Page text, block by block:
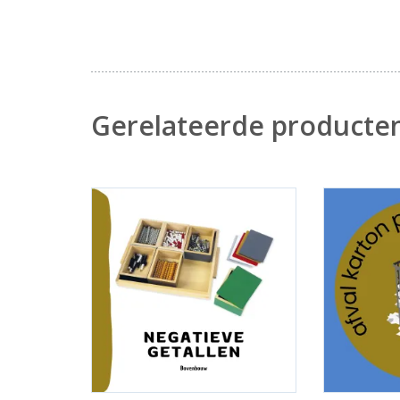
Gerelateerde